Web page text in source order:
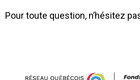
Pour toute question, n’hésitez